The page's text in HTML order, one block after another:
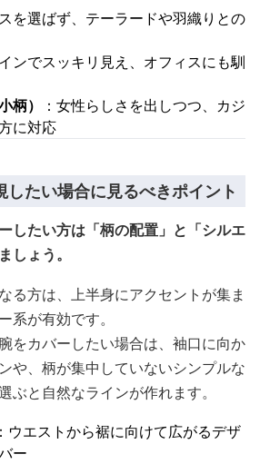
を選ばず、テーラードや羽織りとの
ンでスッキリ見え、オフィスにも馴
柄）
：女性らしさを出しつつ、カジ
に対応
したい場合に見るべきポイント
したい方は「柄の配置」と「シルエ
しょう。
る方は、上半身にアクセントが集ま
系が有効です。
をカバーしたい場合は、袖口に向か
や、柄が集中していないシンプルな
ぶと自然なラインが作れます。
：ウエストから裾に向けて広がるデザ
ー